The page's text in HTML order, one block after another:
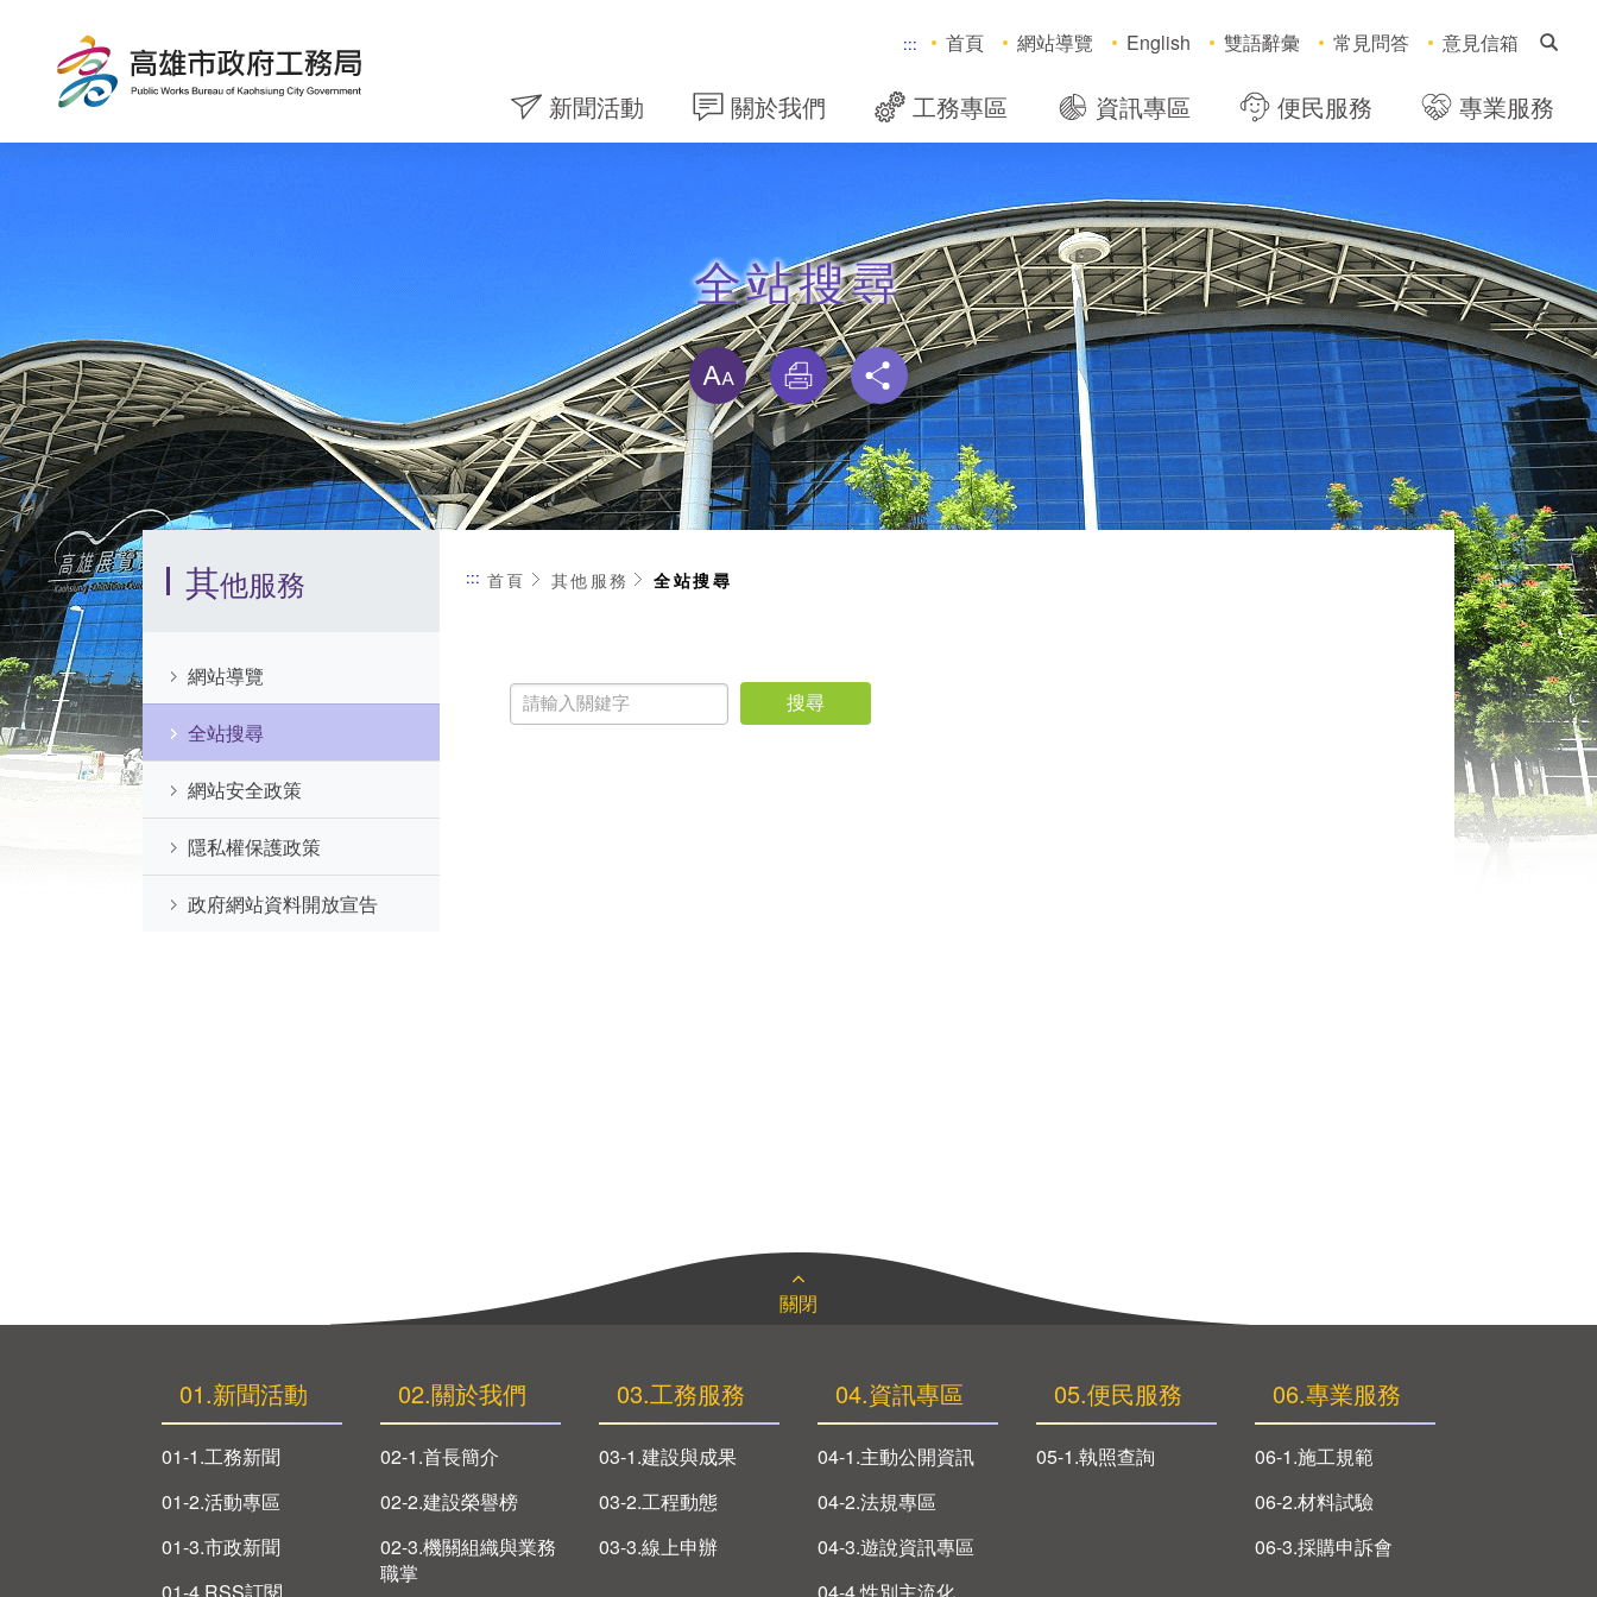
跳
::: 首頁 網站導覽 English 雙語辭彙 常見問答 意見信箱
新聞活動 關於我們 工務專區 資訊專區 便民服務 專業服務
全站搜尋
略過字型切換，社群分享工具列
其他服務
網站導覽
全站搜尋
網站安全政策
隱私權保護政策
政府網站資料開放宣告
::: 首頁 其他服務 全站搜尋
關閉
01.新聞活動
01-1.工務新聞
01-2.活動專區
01-3.市政新聞
02.關於我們
02-1.首長簡介
02-2.建設榮譽榜
02-3.機關組織與業務
職掌
03.工務服務
03-1.建設與成果
03-2.工程動態
03-3.線上申辦
04.資訊專區
04-1.主動公開資訊
04-2.法規專區
04-3.遊說資訊專區
05.便民服務
05-1.執照查詢
06.專業服務
06-1.施工規範
06-2.材料試驗
06-3.採購申訴會